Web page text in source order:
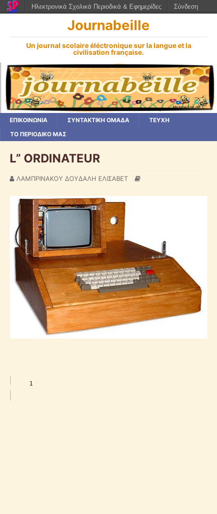
Journabeille
Un journal scolaire éléctronique sur la langue et la
civilisation française.
ΕΠΙΚΟΙΝΩΝΙΑ ΣΥΝΤΑΚΤΙΚΗ ΟΜΑΔΑ
ΤΕΥΧΗ
ΤΟ ΠΕΡΙΟΔΙΚΟ ΜΑΣ
L” ORDINATEUR
ΛΑΜΠΡΙΝΑΚΟΥ ΔΟΥΔΑΛΗ ΕΛΙΣΑΒΕΤ
Ηλεκτρονικά Σχολικά Περιοδικά & Εφημερίδες Σύνδεση